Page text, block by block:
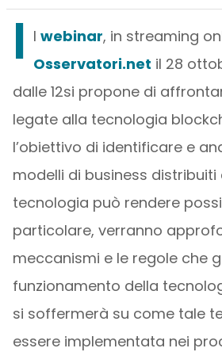
I l webinar, in streaming
Osservatori.net il 28
dalle 12si propone di
legate alla tecnologia
l’obiettivo di identificare e
modelli di business distribuiti
tecnologia può rendere
particolare, verranno
meccanismi e le regole che
funzionamento della
si soffermerà su come tale
essere implementata nei